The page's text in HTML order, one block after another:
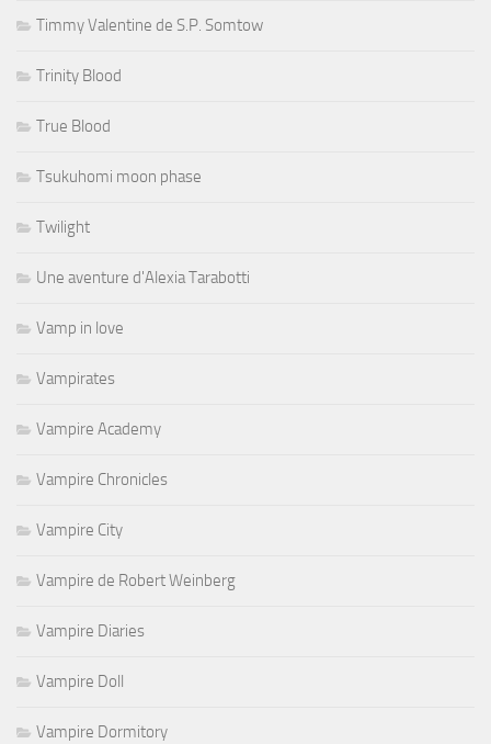
Timmy Valentine de S.P. Somtow
Trinity Blood
True Blood
Tsukuhomi moon phase
Twilight
Une aventure d'Alexia Tarabotti
Vamp in love
Vampirates
Vampire Academy
Vampire Chronicles
Vampire City
Vampire de Robert Weinberg
Vampire Diaries
Vampire Doll
Vampire Dormitory